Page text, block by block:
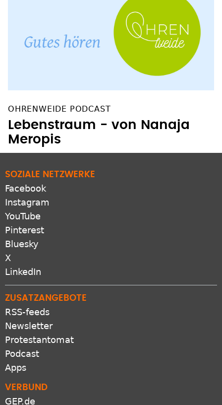
OHRENWEIDE PODCAST
Lebenstraum - von Nanaja
Meropis
SOZIALE NETZWERKE
Facebook
Instagram
YouTube
Pinterest
Bluesky
X
LinkedIn
ZUSATZANGEBOTE
RSS-feeds
Newsletter
Protestantomat
Podcast
Apps
VERBUND
GEP.de